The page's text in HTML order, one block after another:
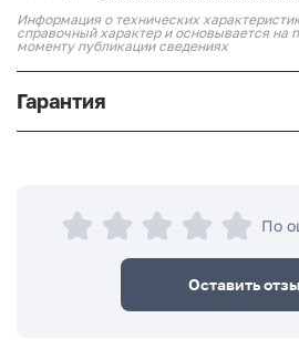
Информация о технических
справочный характер и основывается на
моменту публикации сведениях
Гарантия
По
Оставить